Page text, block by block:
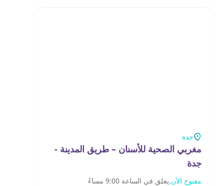
جدة
مغربي الصحية للأسنان – طريق المدينة -
جدة
مفتوح الآن,يغلق في الساعة 9:00 مساءً